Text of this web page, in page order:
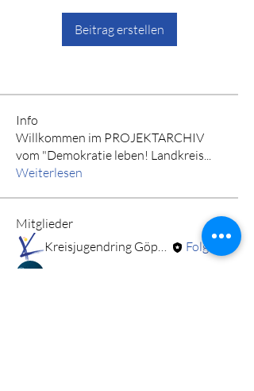
Beitrag erstellen
Info
Willkommen im PROJEKTARCHIV
vom "Demokratie leben! Landkreis...
Weiterlesen
Mitglieder
Folgen